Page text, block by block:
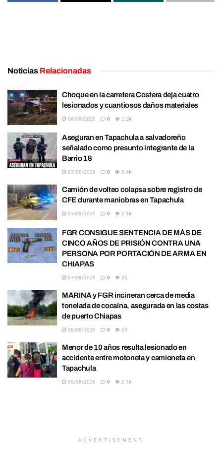
Noticias Relacionadas
Choque en la carretera Costera deja cuatro
lesionados y cuantiosos daños materiales
08/08/2026 0 2.2K
Aseguran en Tapachula a salvadoreño
señalado como presunto integrante de la
Barrio 18
07/08/2026 0 3.4K
Camión de volteo colapsa sobre registro de
CFE durante maniobras en Tapachula
07/08/2026 0 2.1K
FGR CONSIGUE SENTENCIA DE MÁS DE
CINCO AÑOS DE PRISIÓN CONTRA UNA
PERSONA POR PORTACIÓN DE ARMA EN
CHIAPAS
07/08/2026 0 2K
MARINA y FGR incineran cerca de media
tonelada de cocaína, asegurada en las costas
de puerto Chiapas
06/08/2026 0 2K
Menor de 10 años resulta lesionado en
accidente entre motoneta y camioneta en
Tapachula
06/08/2026 0 2.1K
ADVERTISEMENT